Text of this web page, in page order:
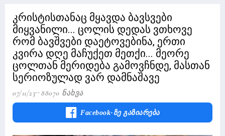
კრისტისთანაც მყავდა ბავსვები
მიყვანილი... ცოლის დედას ვთხოვე
რომ ბავშვები დაეტოვებინა, ერთი
კვირა დღე მაჩუქეთ მეთქი... მეორე
ცოლთან მერიდება გამოვჩნდე, მასთან
სერიოზულად ვარ დამნაშავე
07/11/23 88070 Ნახვა
Facebook-Ზე Გაზიარება